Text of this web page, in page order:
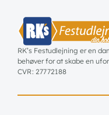
RK’s Festudlejning er en
behøver for at skabe en
CVR: 27772188